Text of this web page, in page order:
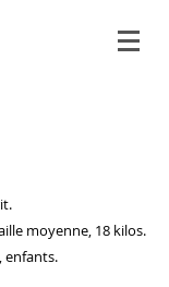
moyenne, 18 kilos.
enfants.